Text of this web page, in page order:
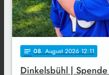
notes 08. August 2026 12:11
Dinkelsbühl |